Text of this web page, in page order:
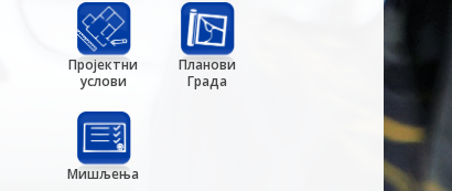
Пројектни
услови
Планови
Града
Мишљења